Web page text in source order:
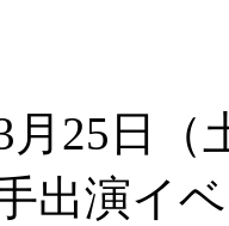
月25日
出演イ